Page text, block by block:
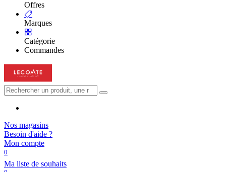
Offres
Marques
Catégorie
Commandes
Nos magasins
Besoin d'aide ?
Mon compte
0
Ma liste de souhaits